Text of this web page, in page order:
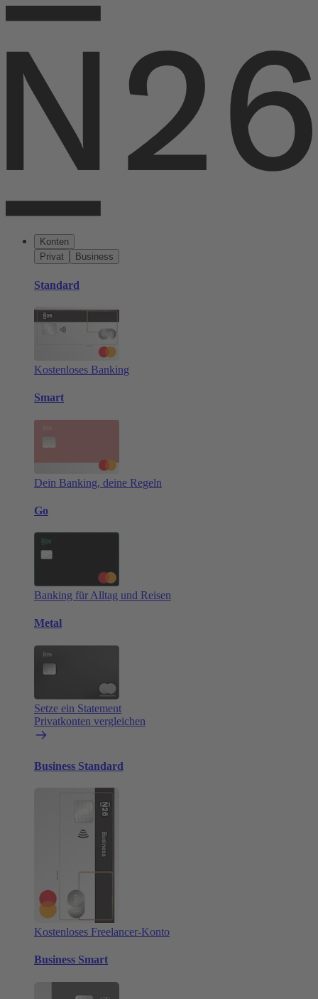
Konten
Privat
Business
Standard
Kostenloses Banking
Smart
Dein Banking, deine Regeln
Go
Banking für Alltag und Reisen
Metal
Setze ein Statement
Privatkonten vergleichen
Business Standard
Kostenloses Freelancer-Konto
Business Smart